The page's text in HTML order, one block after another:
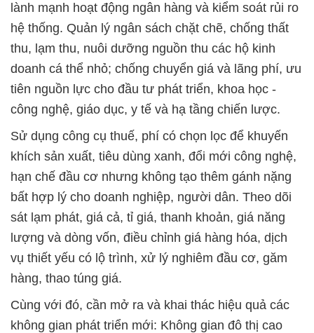
lành mạnh hoạt động ngân hàng và kiểm soát rủi ro
hệ thống. Quản lý ngân sách chặt chẽ, chống thất
thu, lạm thu, nuôi dưỡng nguồn thu các hộ kinh
doanh cá thể nhỏ; chống chuyển giá và lãng phí, ưu
tiên nguồn lực cho đầu tư phát triển, khoa học -
công nghệ, giáo dục, y tế và hạ tầng chiến lược.
Sử dụng công cụ thuế, phí có chọn lọc để khuyến
khích sản xuất, tiêu dùng xanh, đổi mới công nghệ,
hạn chế đầu cơ nhưng không tạo thêm gánh nặng
bất hợp lý cho doanh nghiệp, người dân. Theo dõi
sát lạm phát, giá cả, tỉ giá, thanh khoản, giá năng
lượng và dòng vốn, điều chỉnh giá hàng hóa, dịch
vụ thiết yếu có lộ trình, xử lý nghiêm đầu cơ, găm
hàng, thao túng giá.
Cùng với đó, cần mở ra và khai thác hiệu quả các
không gian phát triển mới: Không gian đô thị cao